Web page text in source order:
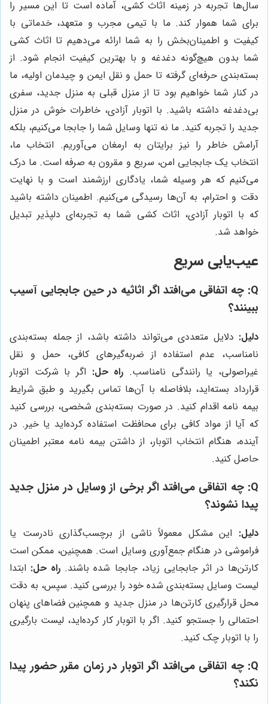
سال‌ها تجربه در زمینه اثاث کشی، آماده است تا این مسیر را
برای شما هموار کند. ما با تیمی مجرب و متعهد، خدماتی با
کیفیت و اطمینان‌بخش را به شما ارائه می‌دهیم تا اثاث کشی
شما بدون هیچ‌گونه دغدغه و با بهترین کیفیت انجام شود. از
بسته‌بندی حرفه‌ای گرفته تا حمل و نقل ایمن و چیدمان اولیه، ما
در کنار شما خواهیم بود تا از منزل قبلی به منزل جدید، سفری
بی‌دغدغه داشته باشید. با اتوبار آزادی، خاطرات خوش در منزل
جدید را تجربه کنید. ما نه تنها وسایل شما را جابجا می‌کنیم، بلکه
آرامش خاطر را نیز برایتان به ارمغان می‌آوریم. انتخاب ما،
انتخاب یک جابجایی امن، سریع و مقرون به صرفه است. ما درک
می‌کنیم که هر وسیله شما، یادگاری ارزشمند است و با نهایت
دقت و احترام، به آن‌ها رسیدگی می‌کنیم. اطمینان داشته باشید
که با اتوبار آزادی، اثاث کشی شما به تجربه‌ای دلپذیر تبدیل
خواهد شد.
عیب‌یابی سریع
Q: چه اتفاقی می‌افتد اگر اثاثیه در حین جابجایی آسیب
ببینند؟
دلیل: دلایل متعددی می‌تواند داشته باشد، از جمله بسته‌بندی
نامناسب، عدم استفاده از ضربه‌گیرهای کافی، حمل و نقل
غیراصولی، یا رانندگی نامناسب. راه حل: اگر با شرکت اتوبار
قرارداد بسته‌اید، بلافاصله با آن‌ها تماس بگیرید و طبق شرایط
بیمه نامه اقدام کنید. در صورت بسته‌بندی شخصی، بررسی کنید
که آیا از مواد کافی برای محافظت استفاده کرده‌اید یا خیر. در
آینده، هنگام انتخاب اتوبار، از داشتن بیمه نامه معتبر اطمینان
حاصل کنید.
Q: چه اتفاقی می‌افتد اگر برخی از وسایل در منزل جدید
پیدا نشوند؟
دلیل: این مشکل معمولاً ناشی از برچسب‌گذاری نادرست یا
فراموشی در هنگام جمع‌آوری وسایل است. همچنین، ممکن است
کارتن‌ها در اثر جابجایی زیاد، جابجا شده باشند. راه حل: ابتدا
لیست وسایل بسته‌بندی شده خود را بررسی کنید. سپس، به دقت
محل قرارگیری کارتن‌ها در منزل جدید و همچنین فضاهای پنهان
احتمالی را جستجو کنید. اگر با اتوبار کار کرده‌اید، لیست بارگیری
را با اتوبار چک کنید.
Q: چه اتفاقی می‌افتد اگر اتوبار در زمان مقرر حضور پیدا
نکند؟